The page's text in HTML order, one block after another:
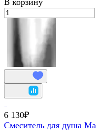
6 130₽
Смеситель для душа